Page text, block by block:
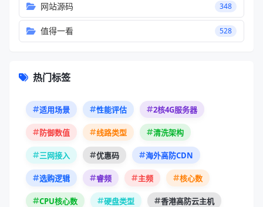
网站源码 348
值得一看 528
热门标签
适用场景 性能评估 2核4G服务器
防御数值 线路类型 清洗架构
三网接入 优惠码 海外高防CDN
选购逻辑 睿频 主频 核心数
CPU核心数 硬盘类型 香港高防云主机